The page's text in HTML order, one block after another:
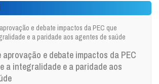
e debate impactos da PEC
a integralidade e a paridade aos